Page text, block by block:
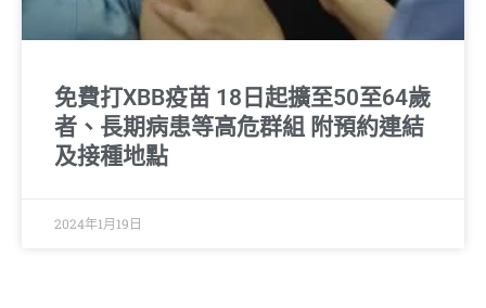
免費打XBB疫苗 18日起擴至50至64歲
者、長期病患等高危群組 附預約連結
及接種地點
2024年1月19日